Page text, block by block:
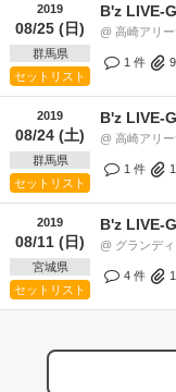
2019
08/25 (日)
群馬県
セットリスト
B'z LIVE-
@ 高崎アリ
1 件 9
2019
08/24 (土)
群馬県
セットリスト
B'z LIVE-
@ 高崎アリ
1 件
2019
08/11 (日)
宮城県
セットリスト
B'z LIVE-
@ グランデ
4 件